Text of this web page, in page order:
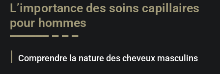
L’importance des soins capillaires
pour hommes
Comprendre la nature des cheveux masculins